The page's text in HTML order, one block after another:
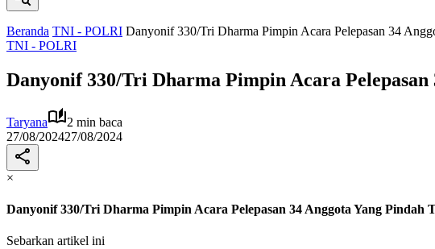
Beranda TNI - POLRI Danyonif 330/Tri Dharma Pimpin Acara Pelepasan 34
TNI - POLRI
Danyonif 330/Tri Dharma Pimpin Acara Pelepasan
Taryana
2 min baca
27/08/202427/08/2024
×
Danyonif 330/Tri Dharma Pimpin Acara Pelepasan 34 Anggota Yang Pindah
Sebarkan artikel ini